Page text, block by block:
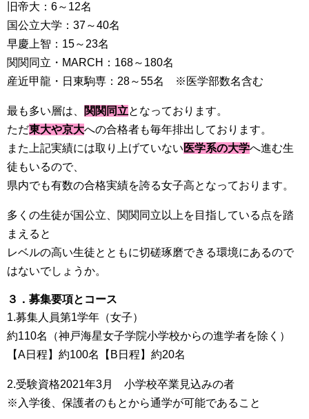
旧帝大：6～12名
国公立大学：37～40名
早慶上智：15～23名
関関同立・MARCH：168～180名
産近甲龍・日東駒専：28～55名 ※医学部数名含む
最も多い層は、 関関同立となっております。
ただ東大や京大への合格者も毎年排出しております。
また上記実績には取り上げていない医学系の大学へ進む生
徒もいるので、
県内でも有数の合格実績を誇る女子高となっております。
多くの生徒が国公立、関関同立以上を目指している点を踏
まえると
レベルの高い生徒とともに切磋琢磨できる環境にあるので
はないでしょうか。
３．募集要項とコース
1.募集人員第1学年（女子）
約110名（神戸海星女子学院小学校からの進学者を除く）
【A日程】 約100名 【B日程】 約20名
2.受験資格2021年3月 小学校卒業見込みの者
※入学後、保護者のもとから通学が可能であること